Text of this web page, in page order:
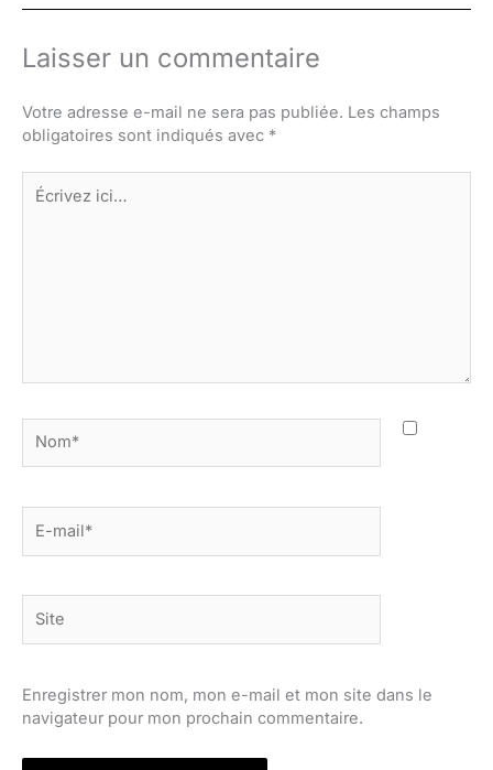
Laisser un commentaire
Votre adresse e-mail ne sera pas publiée. Les champs
obligatoires sont indiqués avec *
Écrivez
ici…
mail*
Enregistrer mon nom, mon e-mail et mon site dans le
navigateur pour mon prochain commentaire.